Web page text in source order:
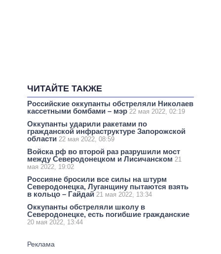
ЧИТАЙТЕ ТАКЖЕ
Российские оккупанты обстреляли Николаев
кассетными бомбами – мэр 22 мая 2022, 02:19
Оккупанты ударили ракетами по
гражданской инфраструктуре Запорожской
области 22 мая 2022, 08:59
Войска рф во второй раз разрушили мост
между Северодонецком и Лисичанском 21
мая 2022, 19:02
Россияне бросили все силы на штурм
Северодонецка, Луганщину пытаются взять
в кольцо – Гайдай 21 мая 2022, 13:34
Оккупанты обстреляли школу в
Северодонецке, есть погибшие гражданские
20 мая 2022, 13:44